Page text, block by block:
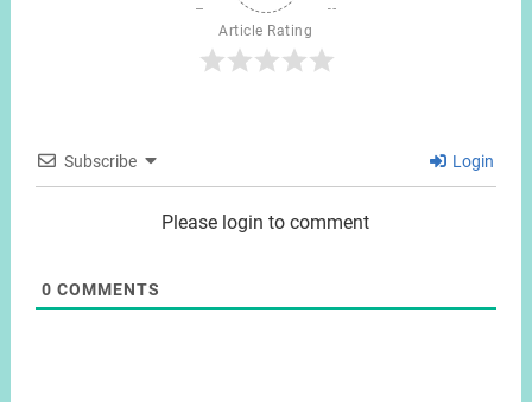
Article Rating
Subscribe Login
Please login to comment
0 COMMENTS